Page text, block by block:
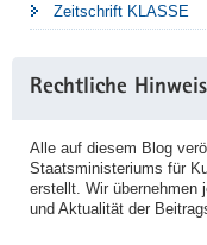
Zeitschrift KLASSE
Rechtliche
Alle auf diesem Blog
Staatsministeriums für
erstellt. Wir übernehmen
und Aktualität der